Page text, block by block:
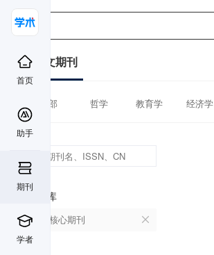
首页
助手
期刊
学者
中文期刊
全部 哲学 教育学 经济学
数据库
北大核心期刊